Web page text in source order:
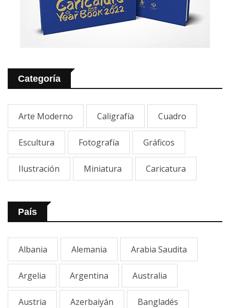
Categoría
Arte Moderno Caligrafía Cuadro
Escultura Fotografía Gráficos
Ilustración Miniatura Caricatura
País
Albania Alemania Arabia Saudita
Argelia Argentina Australia
Austria Azerbaiyán Bangladés